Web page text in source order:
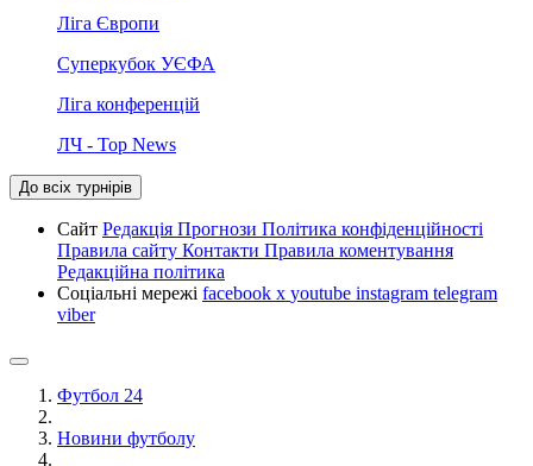
Ліга Європи
Суперкубок УЄФА
Ліга конференцій
ЛЧ - Top News
До всіх турнірів
Сайт Редакція Прогнози Політика конфіденційності
Правила сайту Контакти Правила коментування
Редакційна політика
Соціальні мережі facebook x youtube instagram telegram
viber
Футбол 24
Новини футболу